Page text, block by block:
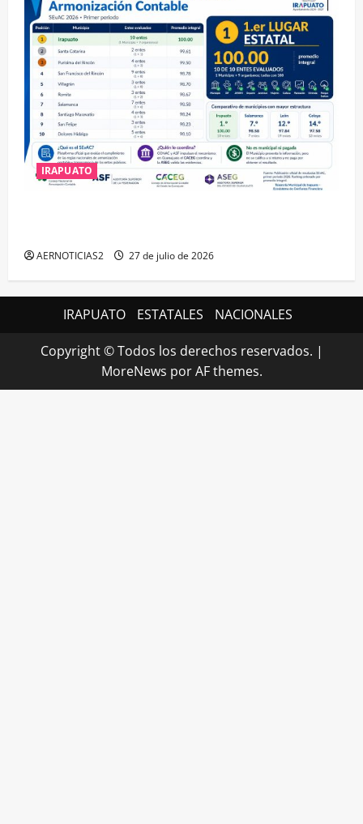
IRAPUATO
AERNOTICIAS2 27 de julio de 2026
IRAPUATO ESTATALES NACIONALES
Copyright © Todos los derechos reservados. |
MoreNews por AF themes.